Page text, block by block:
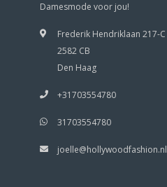
Damesmode voor jou!
Frederik Hendriklaan 217-C
2582 CB
Den Haag
+31703554780
31703554780
joelle@hollywoodfashion.nl